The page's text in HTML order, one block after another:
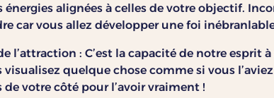
énergies alignées à celles de votre objectif.
car vous allez développer une foi
l’attraction : C’est la capacité de notre esprit
quelque chose comme si vous
votre côté pour l’avoir vraiment !